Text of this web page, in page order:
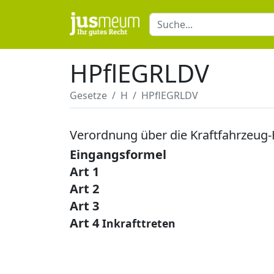
HPflEGRLDV
Gesetze H HPflEGRLDV
Verordnung über die
Eingangsformel
Art 1
Art 2
Art 3
Art 4 Inkrafttreten